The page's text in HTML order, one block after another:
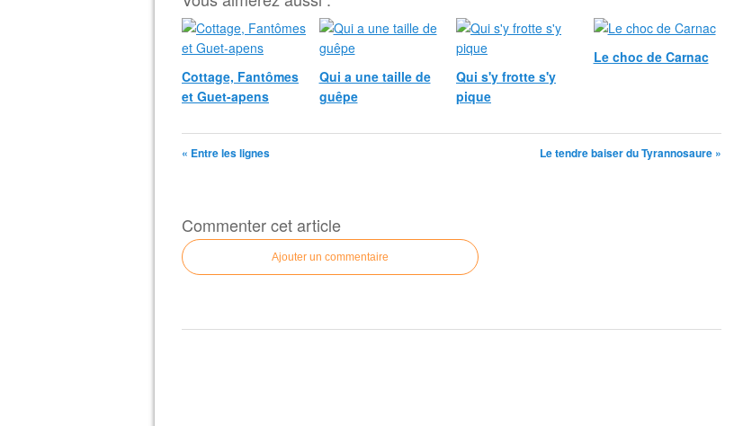
Cottage, Fantômes
et Guet-apens
Qui a une taille de
guêpe
Qui s'y frotte s'y
pique
Le choc de Carnac
« Entre les lignes Le tendre baiser du Tyrannosaure »
Commenter cet article
Ajouter un commentaire